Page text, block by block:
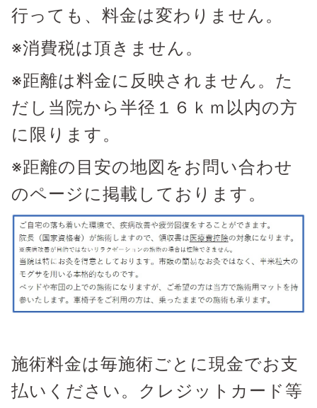
行っても、料金は変わりません。
※消費税は頂きません。
※距離は料金に反映されません。た
だし当院から半径１６ｋｍ以内の方
に限ります。
※距離の目安の地図をお問い合わせ
のページに掲載しております。
施術料金は毎施術ごとに現金でお支
払いください。クレジットカード等